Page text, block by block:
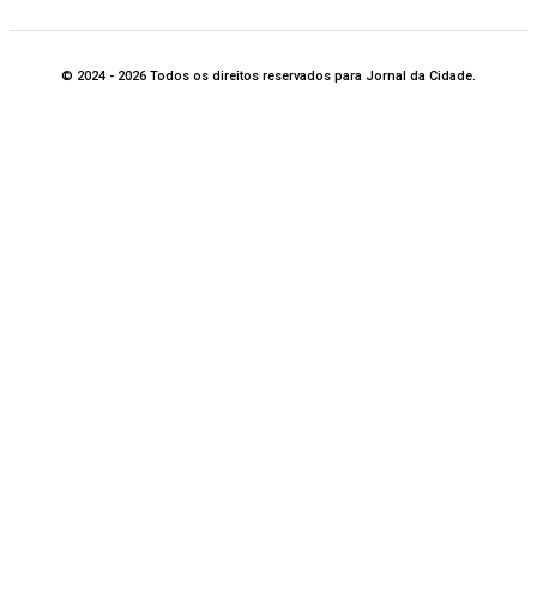
© 2024 - 2026 Todos os direitos reservados para Jornal da Cidade.